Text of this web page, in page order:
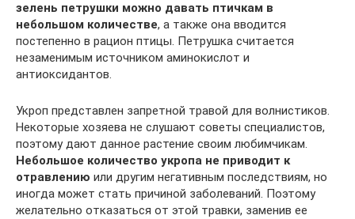
зелень петрушки можно давать птичкам в
небольшом количестве, а также она вводится
постепенно в рацион птицы. Петрушка считается
незаменимым источником аминокислот и
антиоксидантов.
Укроп представлен запретной травой для волнистиков.
Некоторые хозяева не слушают советы специалистов,
поэтому дают данное растение своим любимчикам.
Небольшое количество укропа не приводит к
отравлению или другим негативным последствиям, но
иногда может стать причиной заболеваний. Поэтому
желательно отказаться от этой травки, заменив ее